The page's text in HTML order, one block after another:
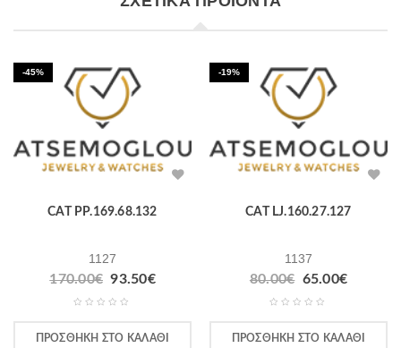
-45%
CAT PP.169.68.132
1127
170.00€ Original
price
170.00€.
93.50€
είναι:
ΠΡΟΣΘΉΚΗ ΣΤΟ ΚΑΛΆΘΙ
-19%
CAT LJ.160.27.127
1137
80.00€ Original
price
80.00€.
65.00€
είναι:
ΠΡΟΣΘΉΚΗ ΣΤΟ ΚΑΛΆΘΙ